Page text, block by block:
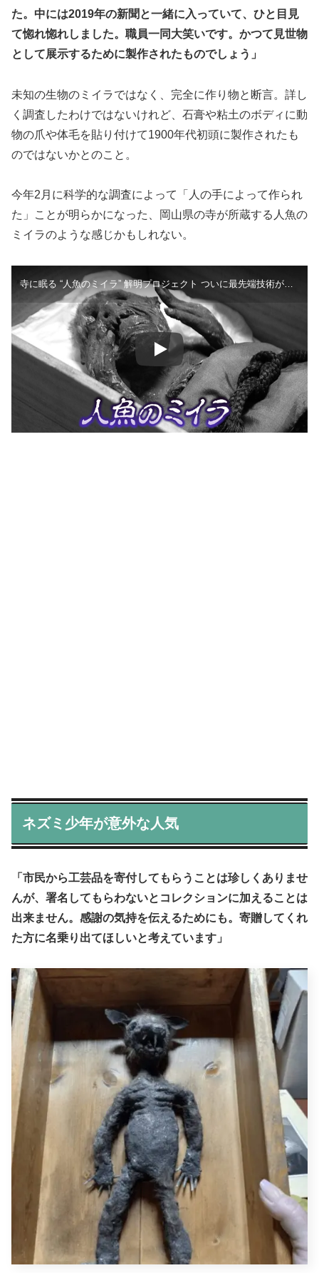
た。中には2019年の新聞と一緒に入っていて、ひと目見
て惚れ惚れしました。職員一同大笑いです。かつて見世物
として展示するために製作されたものでしょう」
未知の生物のミイラではなく、完全に作り物と断言。詳し
く調査したわけではないけれど、石膏や粘土のボディに動
物の爪や体毛を貼り付けて1900年代初頭に製作されたも
のではないかとのこと。
今年2月に科学的な調査によって「人の手によって作られ
た」ことが明らかになった、岡山県の寺が所蔵する人魚の
ミイラのような感じかもしれない。
寺に眠る “人魚のミイラ” 解明プロジェクト ついに最先端技術が謎を解き明かした その正体は【岡山】
ネズミ少年が意外な人気
「市民から工芸品を寄付してもらうことは珍しくありませ
んが、署名してもらわないとコレクションに加えることは
出来ません。感謝の気持を伝えるためにも。寄贈してくれ
た方に名乗り出てほしいと考えています」